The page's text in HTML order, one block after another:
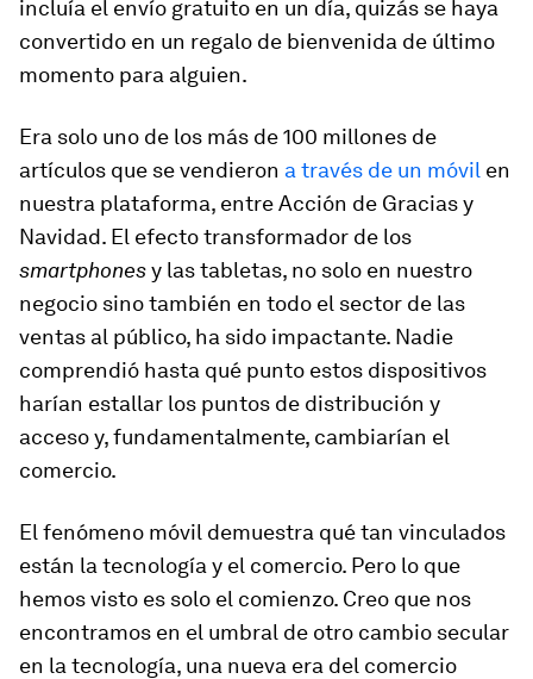
incluía el envío gratuito en un día, quizás se haya
convertido en un regalo de bienvenida de último
momento para alguien.
Era solo uno de los más de 100 millones de
artículos que se vendieron a través de un móvil en
nuestra plataforma, entre Acción de Gracias y
Navidad. El efecto transformador de los
smartphonesy las tabletas, no solo en nuestro
negocio sino también en todo el sector de las
ventas al público, ha sido impactante. Nadie
comprendió hasta qué punto estos dispositivos
harían estallar los puntos de distribución y
acceso y, fundamentalmente, cambiarían el
comercio.
El fenómeno móvil demuestra qué tan vinculados
están la tecnología y el comercio. Pero lo que
hemos visto es solo el comienzo. Creo que nos
encontramos en el umbral de otro cambio secular
en la tecnología, una nueva era del comercio